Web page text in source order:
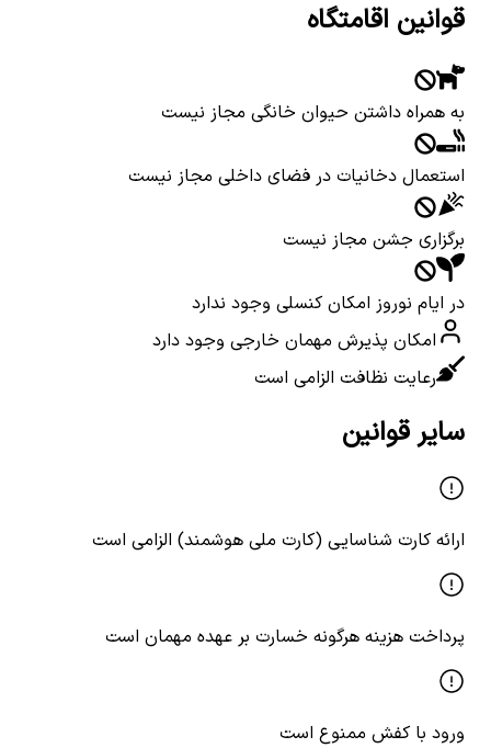
قوانین اقامتگاه
به همراه داشتن حیوان خانگی مجاز نیست
استعمال دخانیات در فضای داخلی مجاز نیست
برگزاری جشن مجاز نیست
در ایام نوروز امکان کنسلی وجود ندارد
امکان پذیرش مهمان خارجی وجود دارد
رعایت نظافت الزامی است
سایر قوانین
ارائه کارت شناسایی (کارت ملی هوشمند) الزامی است
پرداخت هزینه هرگونه خسارت بر عهده مهمان است
ورود با کفش ممنوع است